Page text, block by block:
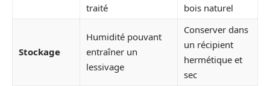
traité
bois naturel
Stockage
Humidité pouvant
entraîner un
lessivage
Conserver dans
un récipient
hermétique et
sec